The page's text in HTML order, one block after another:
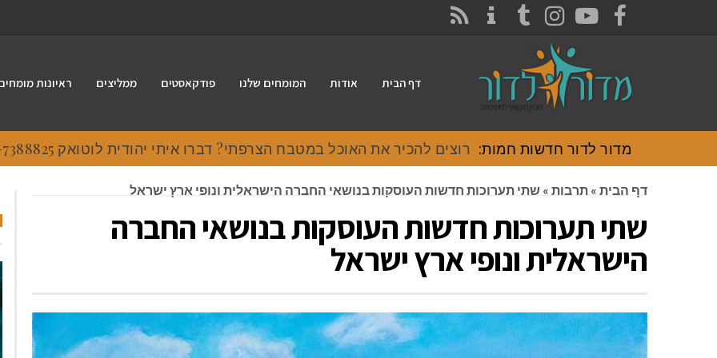
FACEBOOK
YOUTUBE
INSTAGRAM
TUMBLR
דף הבית אודות המומחים שלנו פודקאסטים ממליצים ראיונות
מדור לדור חדשות חמות: רוצים להכיר את האוכל במטבח הצרפתי? דברו איתי יהודית לוטואק 054-7388825.
דף הבית » תרבות » שתי תערוכות חדשות העוסקות בנושאי החברה הישראלית ונופי ארץ ישראל
שתי תערוכות חדשות העוסקות בנושאי החברה
הישראלית ונופי ארץ ישראל